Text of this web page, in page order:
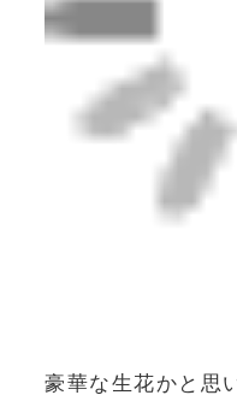
豪華な生花かと思